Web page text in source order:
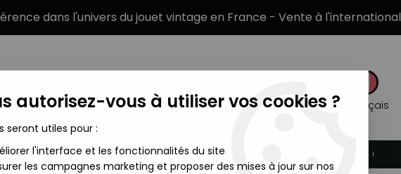
dans l'univers du jouet vintage en France - Vente à l'international
Français
MARQUES TYPE DE PRODUIT
autorisez-vous à utiliser vos cookies ?
seront utiles pour :
l'interface et les fonctionnalités du site
les campagnes marketing et proposer des mises à jour sur nos